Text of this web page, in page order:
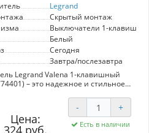
Legrand
Скрытый монтаж
Выключатели 1-
Белый
Сегодня
Завтра/послезавтра
Legrand Valena 1-клавишный
– это надежное и стильное
или офисе. С выполнением в
белом цвете данный выключатель
впишется в любой интерьер,
чистоту и простоту в дизайне.
Цена:
324 руб.
- +
Есть в наличии